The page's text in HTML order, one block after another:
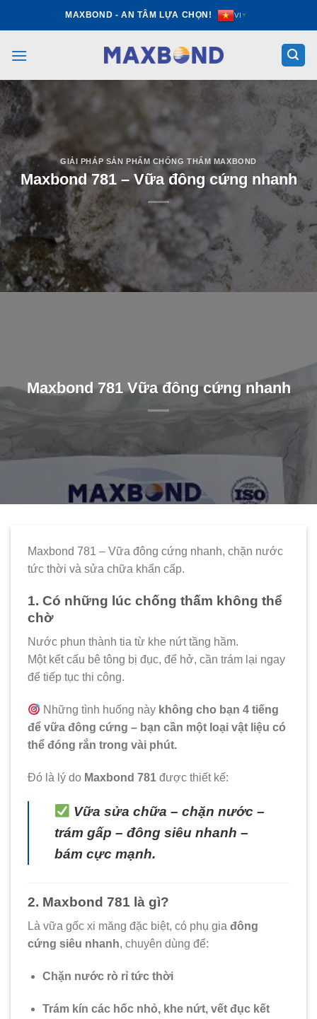
MAXBOND - AN TÂM LỰA CHỌN! VI ▼
GIẢI PHÁP SẢN PHẨM CHỐNG THẤM MAXBOND
Maxbond 781 – Vữa đông cứng nhanh
Maxbond 781 Vữa đông cứng nhanh
Maxbond 781 – Vữa đông cứng nhanh, chặn nước
tức thời và sửa chữa khẩn cấp.
1. Có những lúc chống thấm không thể
chờ
Nước phun thành tia từ khe nứt tầng hầm.
Một kết cấu bê tông bị đục, để hở, cần trám lại ngay
để tiếp tục thi công.
Những tình huống này không cho bạn 4 tiếng
để vữa đông cứng – bạn cần một loại vật liệu có
thể đóng rắn trong vài phút.
Đó là lý do Maxbond 781 được thiết kế:
Vữa sửa chữa – chặn nước –
trám gấp – đông siêu nhanh –
bám cực mạnh.
2. Maxbond 781 là gì?
Là vữa gốc xi măng đặc biệt, có phụ gia đông
cứng siêu nhanh, chuyên dùng để:
Chặn nước rò rỉ tức thời
Trám kín các hốc nhỏ, khe nứt, vết đục kết